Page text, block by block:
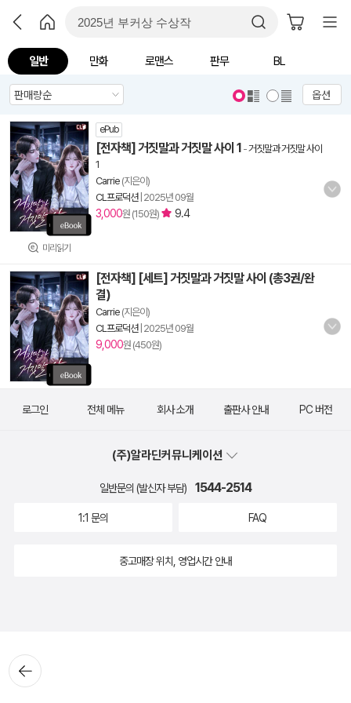
일반 만화 로맨스 판무 BL
옵션
미리읽기
ePub
[전자책] 거짓말과 거짓말 사이 1 -거짓말과 거짓말 사이
1
Carrie (지은이)
CL프로덕션| 2025년 09월
3,000원 (150원) 9.4
[전자책] [세트] 거짓말과 거짓말 사이 (총3권/완
결)
Carrie (지은이)
CL프로덕션| 2025년 09월
9,000원 (450원)
뒤로가
기
로그인 전체 메뉴 회사 소개 출판사 안내 PC 버전
(주)알라딘커뮤니케이션
일반문의 (발신자 부담) 1544-2514
1:1 문의 FAQ
중고매장 위치, 영업시간 안내